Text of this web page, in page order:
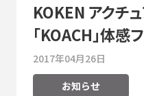
KOKEN アクチ
「KOACH」体感
2017年04月26日
お知らせ